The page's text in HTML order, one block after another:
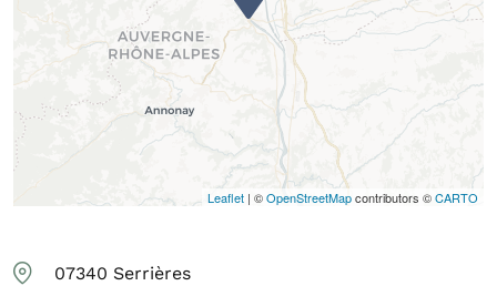
Leaflet | ©OpenStreetMapcontributors ©CARTO
07340 Serrières